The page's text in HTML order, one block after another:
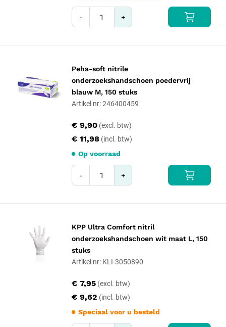
- +
Peha-soft nitrile
onderzoekshandschoen poedervrij
blauw M, 150 stuks
Artikel nr: 246400459
€ 11,98
€ 9,90
Op voorraad
- +
KPP Ultra Comfort nitril
onderzoekshandschoen wit maat L, 150
stuks
Artikel nr: KLI-3050890
€ 9,62
€ 7,95
Speciaal voor u besteld